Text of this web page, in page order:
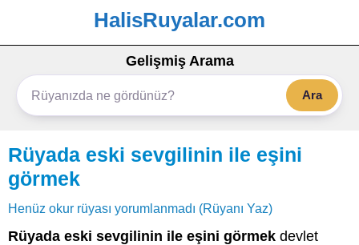
HalisRuyalar.com
Gelişmiş Arama
Ara
Rüyada eski sevgilinin ile eşini
görmek
Henüz okur rüyası yorumlanmadı (Rüyanı Yaz)
Rüyada eski sevgilinin ile eşini görmek devlet